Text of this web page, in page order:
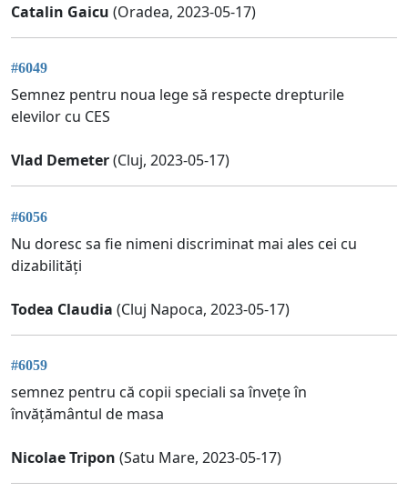
Catalin Gaicu (Oradea, 2023-05-17)
#6049
Semnez pentru noua lege să respecte drepturile
elevilor cu CES
Vlad Demeter(Cluj, 2023-05-17)
#6056
Nu doresc sa fie nimeni discriminat mai ales cei cu
dizabilități
Todea Claudia (Cluj Napoca, 2023-05-17)
#6059
semnez pentru că copii speciali sa învețe în
învățământul de masa
Nicolae Tripon (Satu Mare, 2023-05-17)